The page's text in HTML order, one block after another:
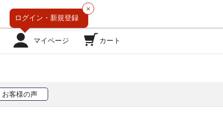
マイページ
×
ログイン・ 新規登録
カート
お客様の声